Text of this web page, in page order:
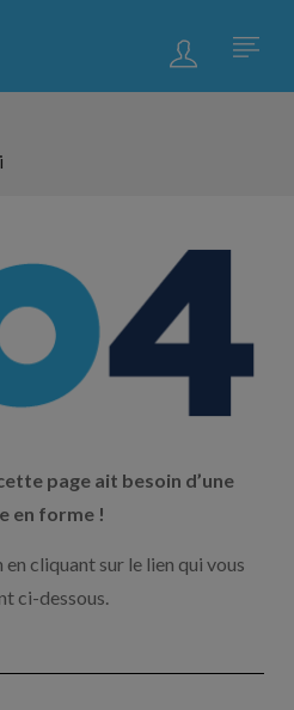
page ait besoin d’une
en forme !
cliquant sur le lien qui vous
ci-dessous.